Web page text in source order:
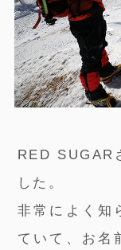
RED SUGAR
した。
非常によく知
ていて、お名